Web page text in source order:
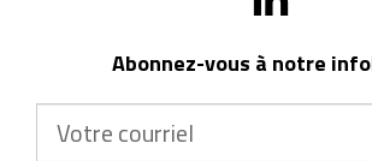
Abonnez-vous à notre